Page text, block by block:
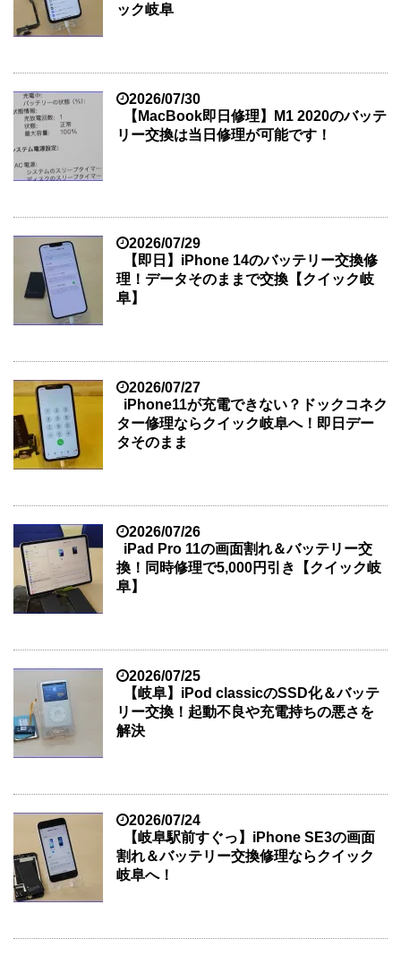
ック岐阜
2026/07/30
【MacBook即日修理】M1 2020のバッテ
リー交換は当日修理が可能です！
2026/07/29
【即日】iPhone 14のバッテリー交換修
理！データそのままで交換【クイック岐
阜】
2026/07/27
iPhone11が充電できない？ドックコネク
ター修理ならクイック岐阜へ！即日デー
タそのまま
2026/07/26
iPad Pro 11の画面割れ＆バッテリー交
換！同時修理で5,000円引き【クイック岐
阜】
2026/07/25
【岐阜】iPod classicのSSD化＆バッテ
リー交換！起動不良や充電持ちの悪さを
解決
2026/07/24
【岐阜駅前すぐっ】iPhone SE3の画面
割れ＆バッテリー交換修理ならクイック
岐阜へ！